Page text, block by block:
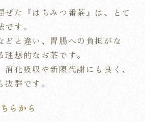
ぜた『はちみつ番茶』は、とて
す。
どと違い、胃腸への負担がな
想的なお茶です。
化吸収や新陳代謝にも良く、
群です。
らから